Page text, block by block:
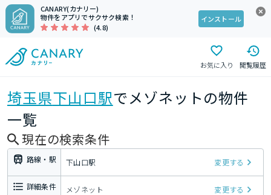
CANARY(カナリー)
物件をアプリでサクサク検索！
(4.8)
インストール
お気に入り 閲覧履歴
埼玉県下山口駅でメゾネットの物件
一覧
現在の検索条件
路線・駅 下山口駅 変更する
詳細条件 メゾネット 変更する